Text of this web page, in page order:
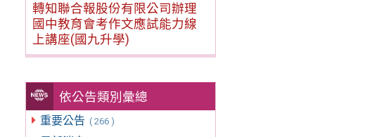
轉知聯合報股份有限公司辦理
國中教育會考作文應試能力線
上講座(國九升學)
依公告類別彙總
重要公告 ( 266 )